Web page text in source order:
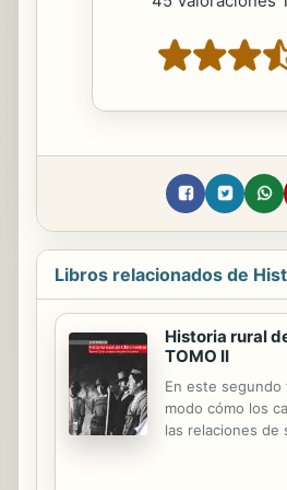
Libros relacionados de
Historia rural
TOMO II
En este segundo
modo cómo los
las relaciones de
aparecían como
con sus